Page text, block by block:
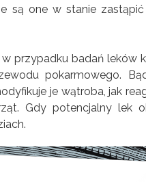
są one w stanie zastąpić
przypadku badań leków
pokarmowego.
je wątroba, jak
Gdy potencjalny lek